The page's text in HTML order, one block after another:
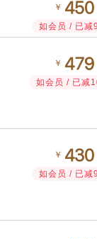
￥ 
如会员 / 已减
￥ 
如会员 / 已减
￥ 
如会员 / 已减